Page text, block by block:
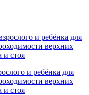
и ребёнка для
верхних
и стоя